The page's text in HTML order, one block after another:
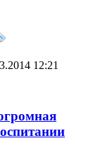
12:21